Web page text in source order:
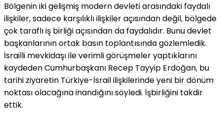
Bölgenin iki gelişmiş modern devleti arasındaki faydalı
ilişkiler, sadece karşılıklı ilişkiler açısından değil, bölgede
çok taraflı iş birliği açısından da faydalıdır. Bunu devlet
başkanlarının ortak basın toplantısında gözlemledik.
İsrailli mevkidaşı ile verimli görüşmeler yaptıklarını
kaydeden Cumhurbaşkanı Recep Tayyip Erdoğan, bu
tarihi ziyaretin Türkiye-İsrail ilişkilerinde yeni bir dönüm
noktası olacağına inandığını söyledi. İşbirliğini takdir
ettik.